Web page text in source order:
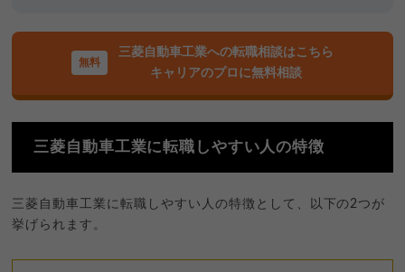
三菱自動車工業への転職相談はこちら
キャリアのプロに無料相談
三菱自動車工業に転職しやすい人の特徴
三菱自動車工業に転職しやすい人の特徴として、以下の2つが
挙げられます。